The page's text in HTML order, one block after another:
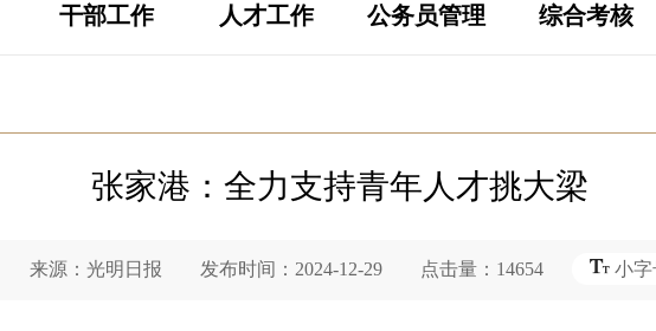
干部工作 人才工作 公务员管理 综合考核
张家港：全力支持青年人才挑大梁
来源：光明日报 发布时间：2024-12-29 点击量：14654 小字